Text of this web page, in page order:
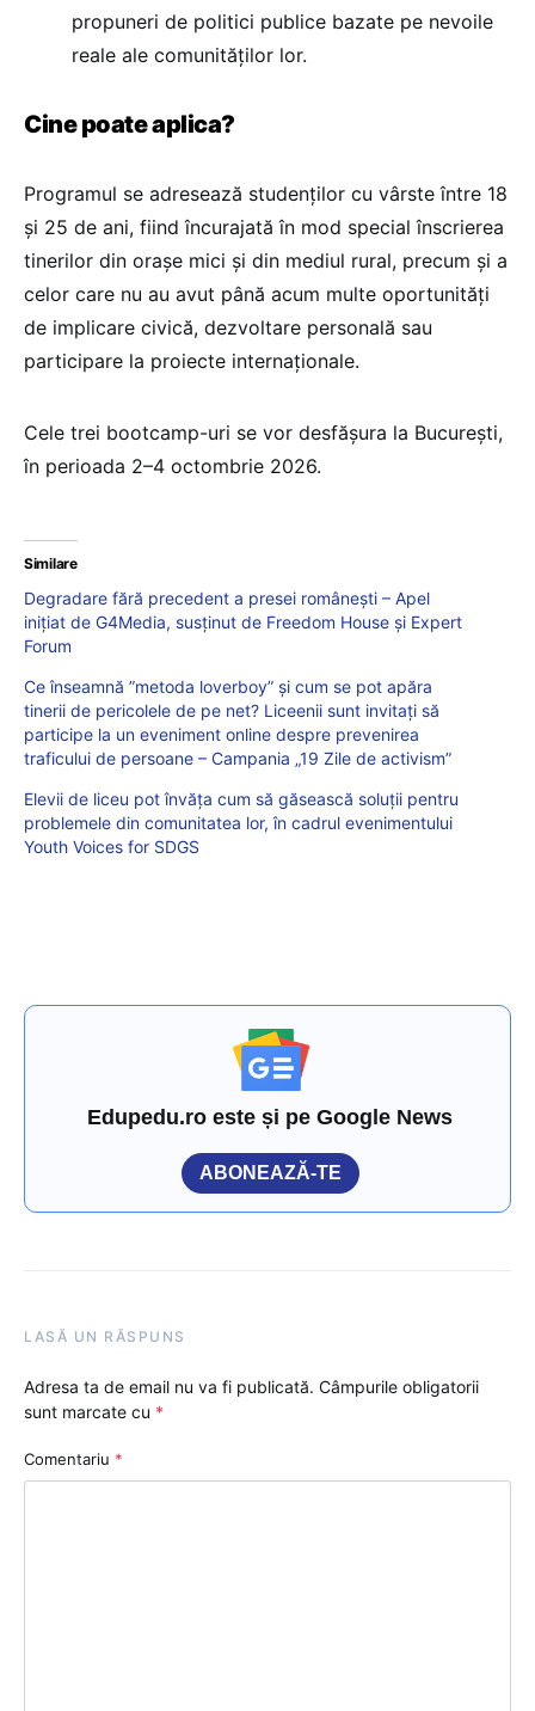
propuneri de politici publice bazate pe nevoile
reale ale comunităților lor.
Cine poate aplica?
Programul se adresează studenților cu vârste între 18
și 25 de ani, fiind încurajată în mod special înscrierea
tinerilor din orașe mici și din mediul rural, precum și a
celor care nu au avut până acum multe oportunități
de implicare civică, dezvoltare personală sau
participare la proiecte internaționale.
Cele trei bootcamp-uri se vor desfășura la București,
în perioada 2–4 octombrie 2026.
Similare
Degradare fără precedent a presei românești – Apel
inițiat de G4Media, susținut de Freedom House și Expert
Forum
Ce înseamnă ”metoda loverboy” și cum se pot apăra
tinerii de pericolele de pe net? Liceenii sunt invitați să
participe la un eveniment online despre prevenirea
traficului de persoane – Campania „19 Zile de activism”
Elevii de liceu pot învăța cum să găsească soluții pentru
problemele din comunitatea lor, în cadrul evenimentului
Youth Voices for SDGS
Edupedu.ro este și pe Google News
ABONEAZĂ-TE
LASĂ UN RĂSPUNS
Adresa ta de email nu va fi publicată. Câmpurile obligatorii
sunt marcate cu *
Comentariu *